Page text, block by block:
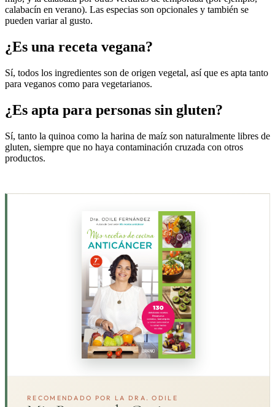
calabacín en verano). Las especias son opcionales y también se
pueden variar al gusto.
¿Es una receta vegana?
Sí, todos los ingredientes son de origen vegetal, así que es apta tanto
para veganos como para vegetarianos.
¿Es apta para personas sin gluten?
Sí, tanto la quinoa como la harina de maíz son naturalmente libres de
gluten, siempre que no haya contaminación cruzada con otros
productos.
RECOMENDADO POR LA DRA. ODILE